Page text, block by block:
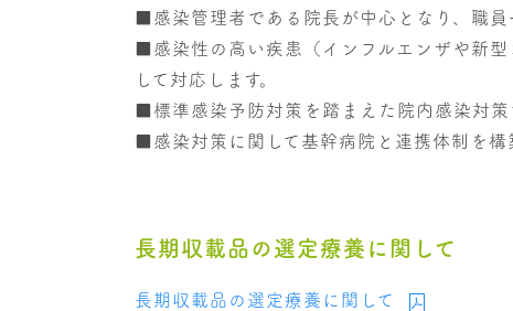
■感染管理者である院長が中心となり、職員
■感染性の高い疾患（インフルエンザや新
して対応します。
■標準感染予防対策を踏まえた院内感染対
■感染対策に関して基幹病院と連携体制を
長期収載品の選定療養に関して
長期収載品の選定療養に関して